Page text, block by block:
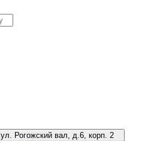
ул. Рогожский вал, д.6, корп. 2